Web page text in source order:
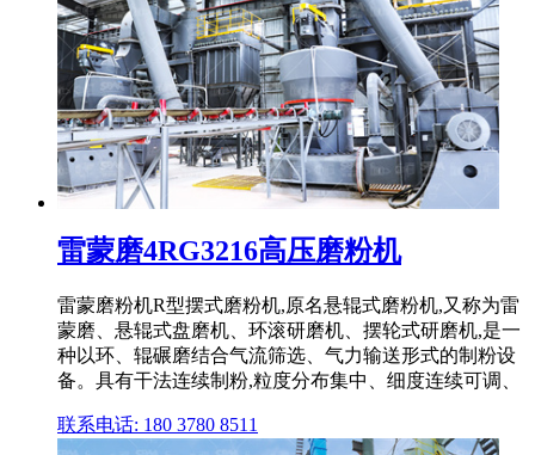
雷蒙磨4RG3216高压磨粉机
雷蒙磨粉机R型摆式磨粉机,原名悬辊式磨粉机,又称为雷
蒙磨、悬辊式盘磨机、环滚研磨机、摆轮式研磨机,是一
种以环、辊碾磨结合气流筛选、气力输送形式的制粉设
备。具有干法连续制粉,粒度分布集中、细度连续可调、
联系电话: 180 3780 8511